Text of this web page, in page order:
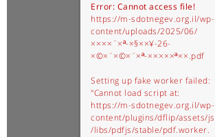
Error: Cannot access file!
https://m-sdotnegev.org.il/wp-
content/uploads/2025/06/
××××¨×ª-×§××¥-26-
×©×¨×©×¨×ª-×××××ª××.pdf
Setting up fake worker failed:
"Cannot load script at:
https://m-sdotnegev.org.il/wp-
content/plugins/dflip/assets/js
/libs/pdfjs/stable/pdf.worker.